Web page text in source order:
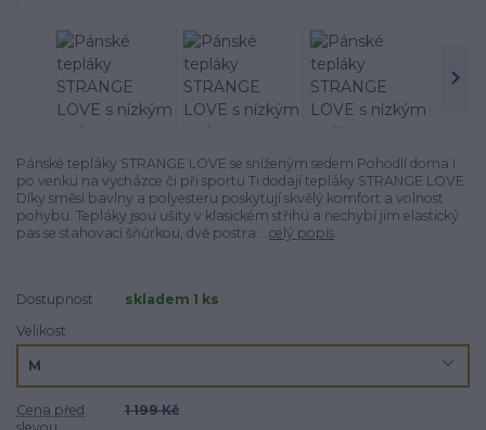
Pánské tepláky STRANGE LOVE se sníženým sedem Pohodlí doma i
po venku na vycházce či při sportu Ti dodají tepláky STRANGE LOVE.
Díky směsi bavlny a polyesteru poskytují skvělý komfort a volnost
pohybu. Tepláky jsou ušity v klasickém střihu a nechybí jim elastický
pas se stahovací šňůrkou, dvě postra... celý popis
Dostupnost
skladem 1 ks
Velikost
Cena před
1 199 Kč